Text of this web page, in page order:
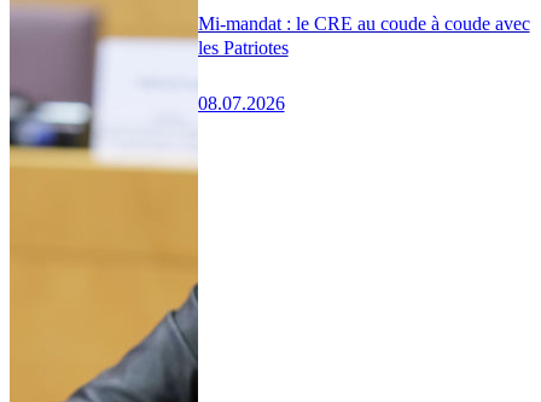
Mi-mandat : le CRE au coude à coude avec
les Patriotes
08.07.2026